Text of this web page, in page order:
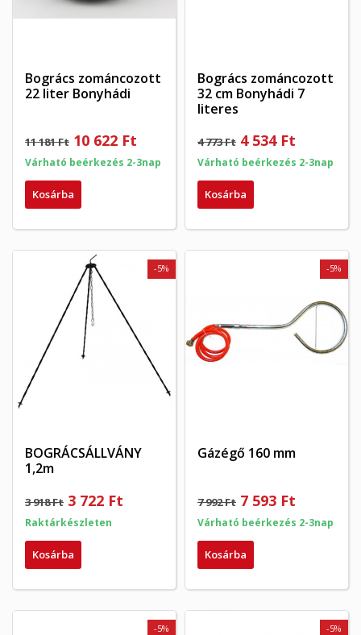
Bogrács zománcozott
22 liter Bonyhádi
11 181 Ft 10 622 Ft
Várható beérkezés 2-3nap
Kosárba
Bogrács zománcozott
32 cm Bonyhádi 7
literes
4 773 Ft 4 534 Ft
Várható beérkezés 2-3nap
Kosárba
BOGRÁCSÁLLVÁNY
1,2m
3 918 Ft
-5%
3 722 Ft
Raktárkészleten
Kosárba
Gázégő 160 mm
7 992 Ft
-5%
7 593 Ft
Várható beérkezés 2-3nap
Kosárba
-5% -5%
My wishlists
((modalTitle)) ×
((confirmMessage))
((cancelText))
Kívánságlista létrehozása ×
Kívánságlista neve
Mégsem Kívánságlista létrehozása
Bejelentkezés ×
Be kell jelentkezned a termékek kívánságlistába történő
Mégsem